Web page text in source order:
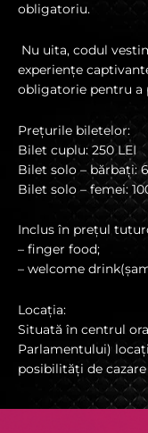
obligatoriu.
Nu uita, codul
experiențe
obligatorie pentru a
Prețurile biletelor:
Bilet cuplu: 250 LEI
Bilet solo – bărbați:
Bilet solo – femei:
Inclus în prețul
– finger food;
– welcome
Locația:
Situată în centrul
Parlamentului)
posibilități de